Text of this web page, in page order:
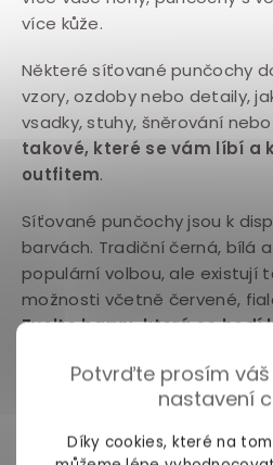
Potvrďte prosím
nastavení
Díky cookies, které na
více kůže.
Některé síťované punčochy
vzory, ozdoby nebo detaily,
vsadky, stuhy, šněrování
takové, které se vám líbí a
outfitem.
Síťované punčochy jsou k
barvách. Tradiční černá, bílá
populární volbou, ale existují
možnosti včetně červené,
Zvolte barvu, která se hodí
Jak správně oblékat
punčochy?